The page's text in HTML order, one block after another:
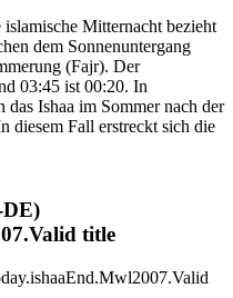
Mitternacht bezieht
dem Sonnenuntergang
(Fajr). Der
03:45 ist 00:20. In
Ishaa im Sommer nach der
diesem Fall erstreckt sich die
title